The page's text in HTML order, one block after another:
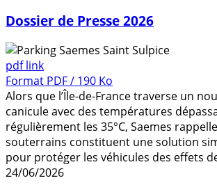
Dossier de Presse 2026
pdf link
Format PDF / 190 Ko
Alors que l’Île-de-France traverse un
canicule avec des températures
régulièrement les 35°C, Saemes
souterrains constituent une solution
pour protéger les véhicules des effets
24/06/2026